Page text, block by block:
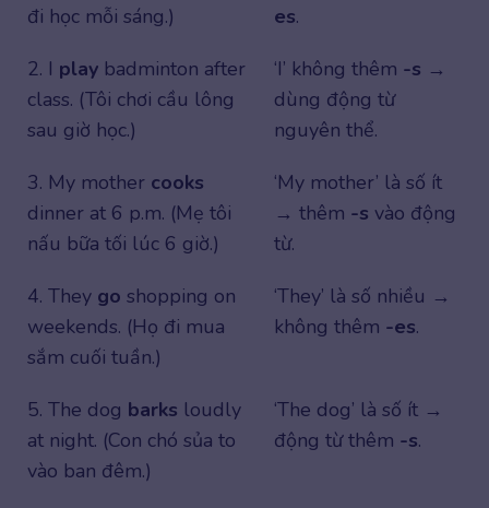
đi học mỗi sáng.)
es.
2. I play badminton after
class. (Tôi chơi cầu lông
sau giờ học.)
‘I’ không thêm -s →
dùng động từ
nguyên thể.
3. My mother cooks
dinner at 6 p.m. (Mẹ tôi
nấu bữa tối lúc 6 giờ.)
‘My mother’ là số ít
→ thêm -s vào động
từ.
4. They go shopping on
weekends. (Họ đi mua
sắm cuối tuần.)
‘They’ là số nhiều →
không thêm -es.
5. The dog barks loudly
at night. (Con chó sủa to
vào ban đêm.)
‘The dog’ là số ít →
động từ thêm -s.